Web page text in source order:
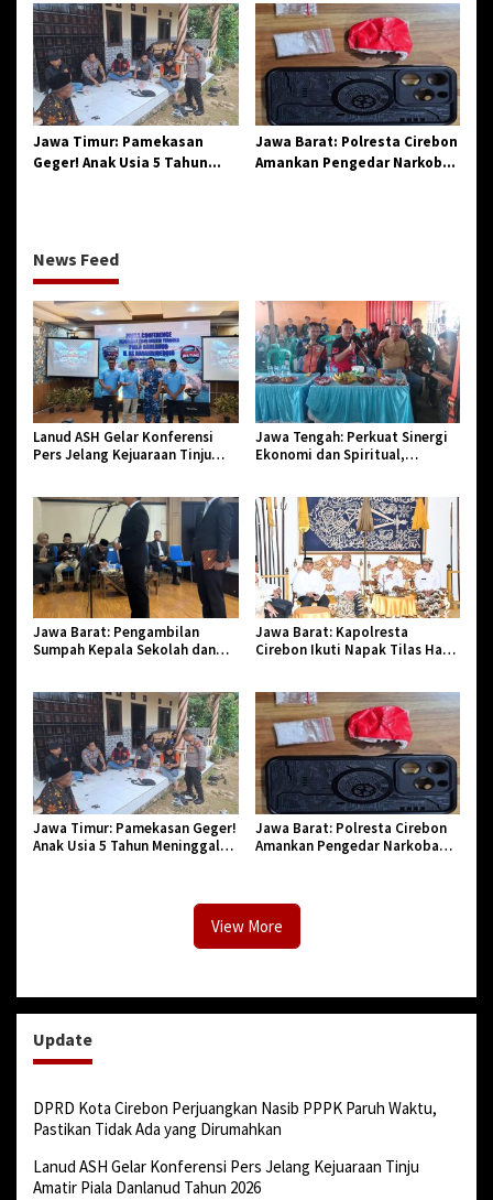
Penegasan Integritas
Aparatur Pendidikan dan
Birokrasi
Sinergi dan Pelestarian
Sejarah
Jawa Timur: Pamekasan
Geger! Anak Usia 5 Tahun
Jawa Barat: Polresta Cirebon
Amankan Pengedar Narkoba
News Feed
Lanud ASH Gelar Konferensi
Pers Jelang Kejuaraan Tinju
Jawa Tengah: Perkuat Sinergi
Ekonomi dan Spiritual,
Jawa Barat: Pengambilan
Sumpah Kepala Sekolah dan
Pendidikan dan Birokrasi
Jawa Barat: Kapolresta
Cirebon Ikuti Napak Tilas Hari
Jawa Timur: Pamekasan Geger!
Anak Usia 5 Tahun Meninggal
Jawa Barat: Polresta Cirebon
Amankan Pengedar Narkoba
View More
Update
DPRD Kota Cirebon Perjuangkan Nasib PPPK Paruh Waktu,
Pastikan Tidak Ada yang Dirumahkan
Lanud ASH Gelar Konferensi Pers Jelang Kejuaraan Tinju
Amatir Piala Danlanud Tahun 2026